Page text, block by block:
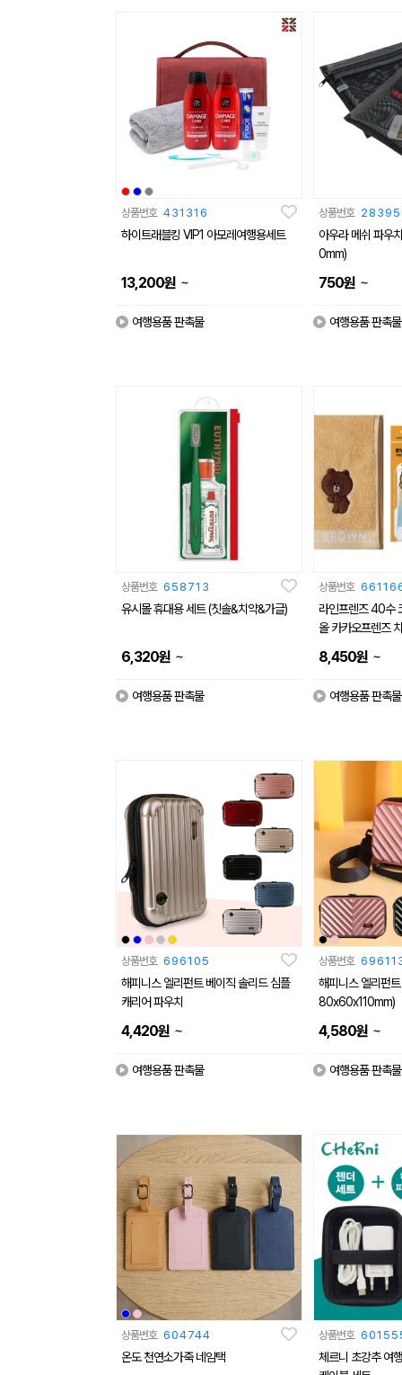
상품번호 431316
하이트래블킹 VIP1 아모레여행용세트
13,200원 ~
여행용품 판촉물
상품번호
아우라 메쉬 파
0mm)
750원 ~
여행용품 판촉물
상품번호 658713
유시몰 휴대용 세트 (칫솔&치약&가글)
6,320원 ~
여행용품 판촉물
상품번호
라인프렌즈 40수
올 카카오프렌즈
8,450원 ~
여행용품 판촉물
상품번호 696105
해피니스 엘리펀트 베이직 솔리드 심플
캐리어 파우치
4,420원 ~
여행용품 판촉물
상품번호
해피니스 엘리펀
80x60x110mm)
4,580원 ~
여행용품 판촉물
상품번호 604744
온도 천연소가죽 네임택
상품번호
체르니 초강추 여